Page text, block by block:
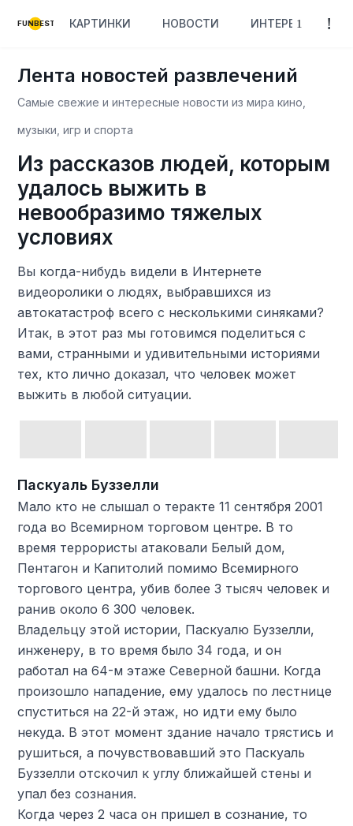
FUNBEST КАРТИНКИ НОВОСТИ ИНТЕРЕСНОЕ
Лента новостей развлечений
Самые свежие и интересные новости из мира кино,
музыки, игр и спорта
Из рассказов людей, которым
удалось выжить в
невообразимо тяжелых
условиях
Вы когда-нибудь видели в Интернете
видеоролики о людях, выбравшихся из
автокатастроф всего с несколькими синяками?
Итак, в этот раз мы готовимся поделиться с
вами, странными и удивительными историями
тех, кто лично доказал, что человек может
выжить в любой ситуации.
Паскуаль Буззелли
Мало кто не слышал о теракте 11 сентября 2001
года во Всемирном торговом центре. В то
время террористы атаковали Белый дом,
Пентагон и Капитолий помимо Всемирного
торгового центра, убив более 3 тысяч человек и
ранив около 6 300 человек.
Владельцу этой истории, Паскуалю Буззелли,
инженеру, в то время было 34 года, и он
работал на 64-м этаже Северной башни. Когда
произошло нападение, ему удалось по лестнице
спуститься на 22-й этаж, но идти ему было
некуда. В этот момент здание начало трястись и
рушиться, а почувствовавший это Паскуаль
Буззелли отскочил к углу ближайшей стены и
упал без сознания.
Когда через 2 часа он пришел в сознание, то